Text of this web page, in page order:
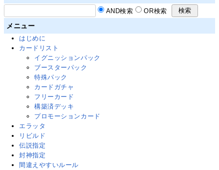
AND検索 OR検索
メニュー
はじめに
カードリスト
イグニッションパック
ブースターパック
特殊パック
カードガチャ
フリーカード
構築済デッキ
プロモーションカード
エラッタ
リビルド
伝説指定
封神指定
間違えやすいルール